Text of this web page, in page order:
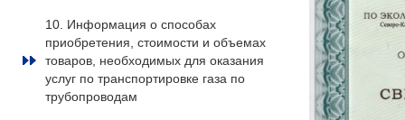
10. Информация о способах
приобретения, стоимости и объемах
товаров, необходимых для оказания
услуг по транспортировке газа по
трубопроводам